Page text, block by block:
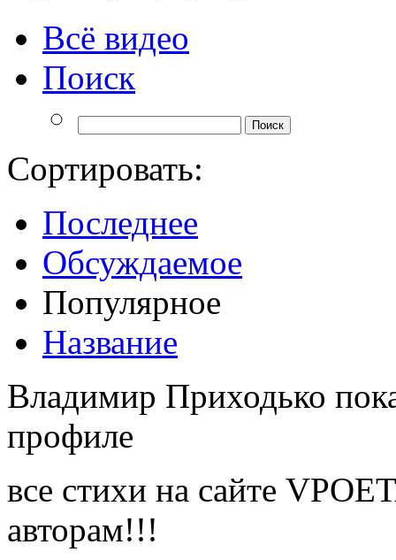
Всё видео
Поиск
Сортировать:
Последнее
Обсуждаемое
Популярное
Название
Владимир Приходько
профиле
все стихи на сайте
авторам!!!